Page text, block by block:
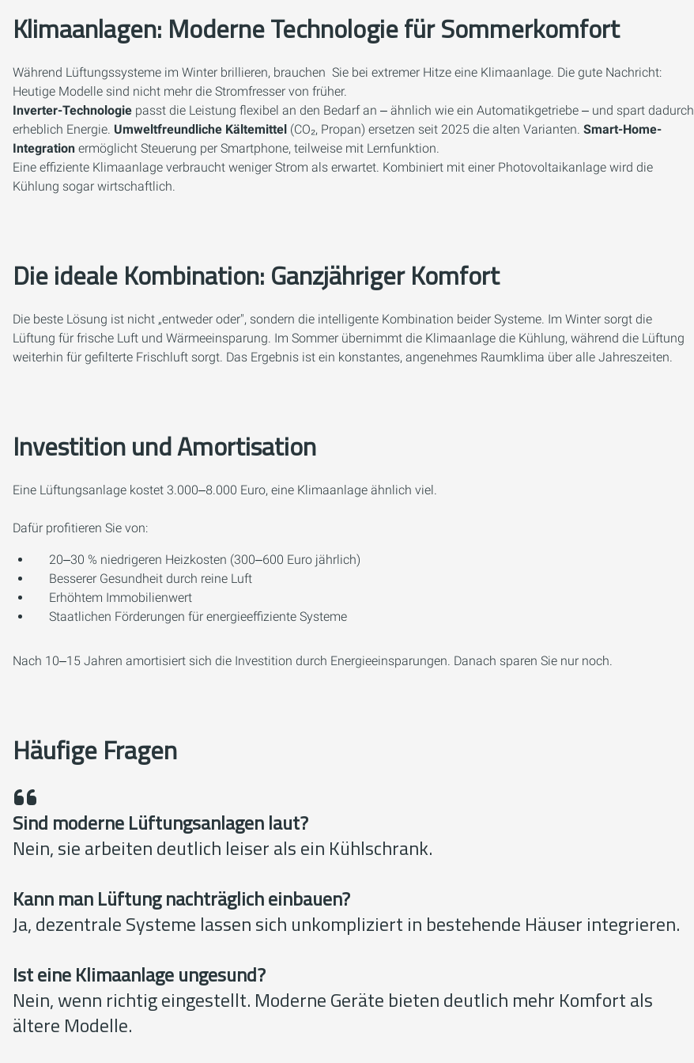
Klimaanlagen: Moderne Technologie für Sommerkomfort
Während Lüftungssysteme im Winter brillieren, brauchen Sie bei extremer Hitze eine Klimaanlage. Die gute Nachricht:
Heutige Modelle sind nicht mehr die Stromfresser von früher.
Inverter-Technologie passt die Leistung flexibel an den Bedarf an ‒ ähnlich wie ein Automatikgetriebe ‒ und spart dadurch
erheblich Energie. Umweltfreundliche Kältemittel (CO₂, Propan) ersetzen seit 2025 die alten Varianten. Smart-Home-
Integration ermöglicht Steuerung per Smartphone, teilweise mit Lernfunktion.
Eine effiziente Klimaanlage verbraucht weniger Strom als erwartet. Kombiniert mit einer Photovoltaikanlage wird die
Kühlung sogar wirtschaftlich.
Die ideale Kombination: Ganzjähriger Komfort
Die beste Lösung ist nicht „entweder oder", sondern die intelligente Kombination beider Systeme. Im Winter sorgt die
Lüftung für frische Luft und Wärmeeinsparung. Im Sommer übernimmt die Klimaanlage die Kühlung, während die Lüftung
weiterhin für gefilterte Frischluft sorgt. Das Ergebnis ist ein konstantes, angenehmes Raumklima über alle Jahreszeiten.
Investition und Amortisation
Eine Lüftungsanlage kostet 3.000‒8.000 Euro, eine Klimaanlage ähnlich viel.
Dafür profitieren Sie von:
20‒30 % niedrigeren Heizkosten (300‒600 Euro jährlich)
Besserer Gesundheit durch reine Luft
Erhöhtem Immobilienwert
Staatlichen Förderungen für energieeffiziente Systeme
Nach 10‒15 Jahren amortisiert sich die Investition durch Energieeinsparungen. Danach sparen Sie nur noch.
Häufige Fragen
Sind moderne Lüftungsanlagen laut?
Nein, sie arbeiten deutlich leiser als ein Kühlschrank.
Kann man Lüftung nachträglich einbauen?
Ja, dezentrale Systeme lassen sich unkompliziert in bestehende Häuser integrieren.
Ist eine Klimaanlage ungesund?
Nein, wenn richtig eingestellt. Moderne Geräte bieten deutlich mehr Komfort als
ältere Modelle.